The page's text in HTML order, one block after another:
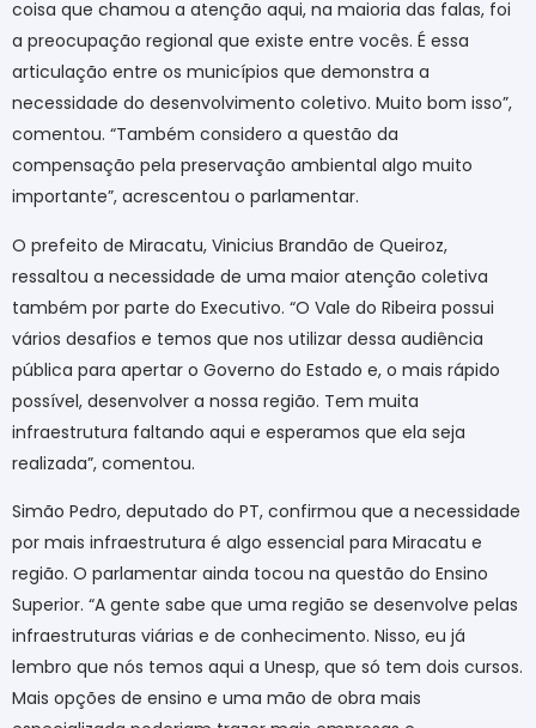
coisa que chamou a atenção aqui, na maioria das falas, foi
a preocupação regional que existe entre vocês. É essa
articulação entre os municípios que demonstra a
necessidade do desenvolvimento coletivo. Muito bom isso”,
comentou. “Também considero a questão da
compensação pela preservação ambiental algo muito
importante”, acrescentou o parlamentar.
O prefeito de Miracatu, Vinicius Brandão de Queiroz,
ressaltou a necessidade de uma maior atenção coletiva
também por parte do Executivo. “O Vale do Ribeira possui
vários desafios e temos que nos utilizar dessa audiência
pública para apertar o Governo do Estado e, o mais rápido
possível, desenvolver a nossa região. Tem muita
infraestrutura faltando aqui e esperamos que ela seja
realizada”, comentou.
Simão Pedro, deputado do PT, confirmou que a necessidade
por mais infraestrutura é algo essencial para Miracatu e
região. O parlamentar ainda tocou na questão do Ensino
Superior. “A gente sabe que uma região se desenvolve pelas
infraestruturas viárias e de conhecimento. Nisso, eu já
lembro que nós temos aqui a Unesp, que só tem dois cursos.
Mais opções de ensino e uma mão de obra mais